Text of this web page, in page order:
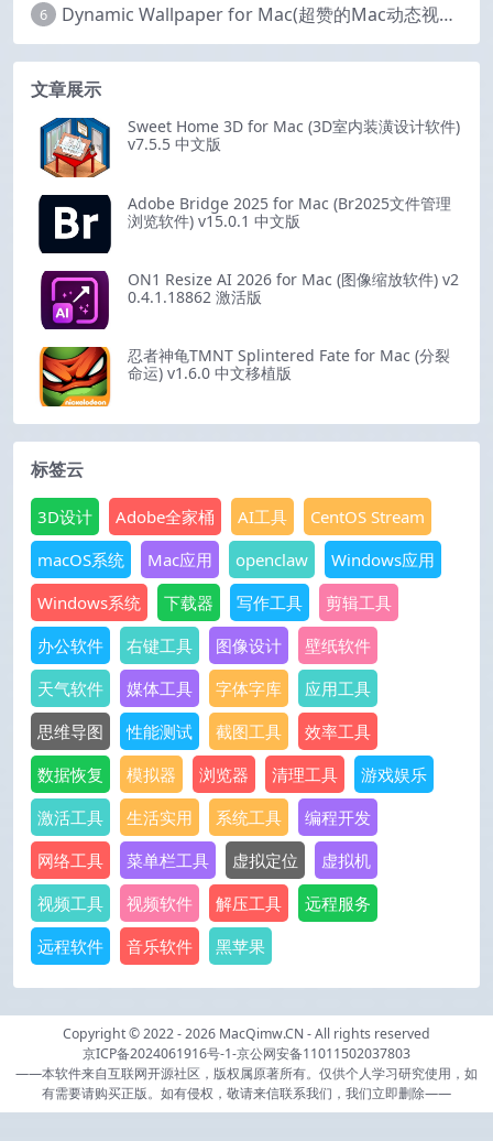
6 Dynamic Wallpaper for Mac(超赞的Mac动态视频壁纸) v25.4 激活版
文章展示
Sweet Home 3D for Mac (3D室内装潢设计软件)
v7.5.5 中文版
Adobe Bridge 2025 for Mac (Br2025文件管理
浏览软件) v15.0.1 中文版
ON1 Resize AI 2026 for Mac (图像缩放软件) v2
0.4.1.18862 激活版
忍者神龟TMNT Splintered Fate for Mac (分裂
命运) v1.6.0 中文移植版
标签云
3D设计 Adobe全家桶 AI工具
CentOS Stream
macOS系统
Mac应用 openclaw
Windows应用
Windows系统
下载器 写作工具
剪辑工具
办公软件
右键工具 图像设计
壁纸软件
天气软件
媒体工具 字体字库
应用工具
思维导图
性能测试 截图工具
效率工具
数据恢复
模拟器 浏览器 清理工具
游戏娱乐
激活工具
生活实用 系统工具
编程开发
网络工具
菜单栏工具 虚拟定位
虚拟机
视频工具
视频软件 解压工具
远程服务
远程软件
音乐软件 黑苹果
Copyright © 2022 - 2026 MacQimw.CN - All rights reserved
京ICP备2024061916号-1-京公网安备11011502037803
——本软件来自互联网开源社区，版权属原著所有。仅供个人学习研究使用，如
有需要请购买正版。如有侵权，敬请来信联系我们，我们立即删除——